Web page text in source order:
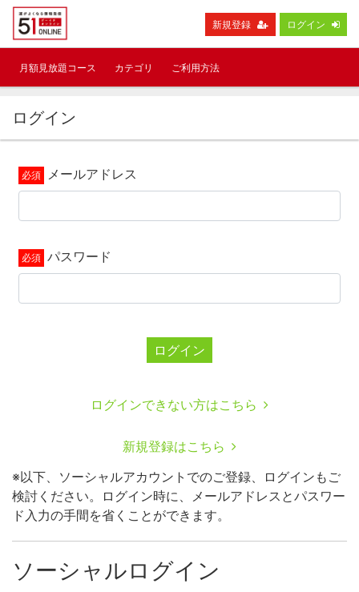
新規登録 ログイン
月額見放題コース カテゴリ ご利用方法
ログイン
メールアドレス
パスワード
ログイン
ログインできない方はこちら
新規登録はこちら
※以下、ソーシャルアカウントでのご登録、ログインもご
検討ください。ログイン時に、メールアドレスとパスワー
ド入力の手間を省くことができます。
ソーシャルログイン